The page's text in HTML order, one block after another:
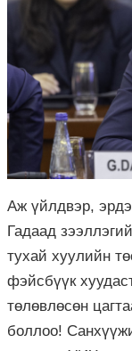
Аж үйлдвэр,
Гадаад
тухай хуулийн
фэйсбүүк
төлөвлөсөн
боллоо!